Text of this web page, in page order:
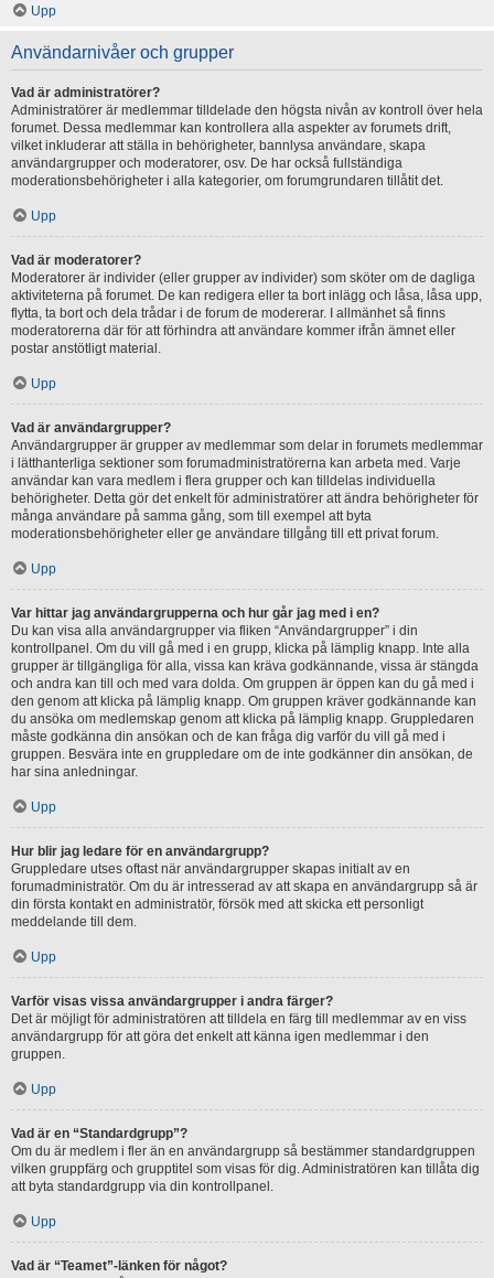
Upp
Användarnivåer och grupper
Vad är administratörer?
Administratörer är medlemmar tilldelade den högsta nivån av kontroll över hela
forumet. Dessa medlemmar kan kontrollera alla aspekter av forumets drift,
vilket inkluderar att ställa in behörigheter, bannlysa användare, skapa
användargrupper och moderatorer, osv. De har också fullständiga
moderationsbehörigheter i alla kategorier, om forumgrundaren tillåtit det.
Upp
Vad är moderatorer?
Moderatorer är individer (eller grupper av individer) som sköter om de dagliga
aktiviteterna på forumet. De kan redigera eller ta bort inlägg och låsa, låsa upp,
flytta, ta bort och dela trådar i de forum de modererar. I allmänhet så finns
moderatorerna där för att förhindra att användare kommer ifrån ämnet eller
postar anstötligt material.
Upp
Vad är användargrupper?
Användargrupper är grupper av medlemmar som delar in forumets medlemmar
i lätthanterliga sektioner som forumadministratörerna kan arbeta med. Varje
användar kan vara medlem i flera grupper och kan tilldelas individuella
behörigheter. Detta gör det enkelt för administratörer att ändra behörigheter för
många användare på samma gång, som till exempel att byta
moderationsbehörigheter eller ge användare tillgång till ett privat forum.
Upp
Var hittar jag användargrupperna och hur går jag med i en?
Du kan visa alla användargrupper via fliken “Användargrupper” i din
kontrollpanel. Om du vill gå med i en grupp, klicka på lämplig knapp. Inte alla
grupper är tillgängliga för alla, vissa kan kräva godkännande, vissa är stängda
och andra kan till och med vara dolda. Om gruppen är öppen kan du gå med i
den genom att klicka på lämplig knapp. Om gruppen kräver godkännande kan
du ansöka om medlemskap genom att klicka på lämplig knapp. Gruppledaren
måste godkänna din ansökan och de kan fråga dig varför du vill gå med i
gruppen. Besvära inte en gruppledare om de inte godkänner din ansökan, de
har sina anledningar.
Upp
Hur blir jag ledare för en användargrupp?
Gruppledare utses oftast när användargrupper skapas initialt av en
forumadministratör. Om du är intresserad av att skapa en användargrupp så är
din första kontakt en administratör, försök med att skicka ett personligt
meddelande till dem.
Upp
Varför visas vissa användargrupper i andra färger?
Det är möjligt för administratören att tilldela en färg till medlemmar av en viss
användargrupp för att göra det enkelt att känna igen medlemmar i den
gruppen.
Upp
Vad är en “Standardgrupp”?
Om du är medlem i fler än en användargrupp så bestämmer standardgruppen
vilken gruppfärg och grupptitel som visas för dig. Administratören kan tillåta dig
att byta standardgrupp via din kontrollpanel.
Upp
Vad är “Teamet”-länken för något?